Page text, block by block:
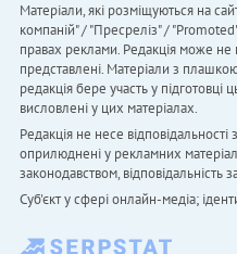
Матеріали, які розміщуються на
компаній" / "Пресреліз" /
правах реклами. Редакція може не
представлені. Матеріали з
редакція бере участь у підготовці
висловлені у цих матеріалах.
Редакція не несе
оприлюднені у рекламних
законодавством,
Cуб'єкт у сфері онлайн-медіа;